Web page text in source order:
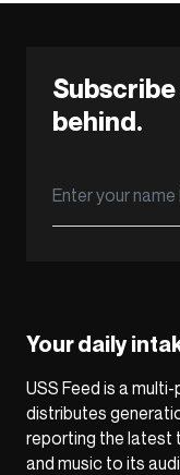
behind.
Your daily
USS Feed is a
distributes
reporting the latest
and music to its